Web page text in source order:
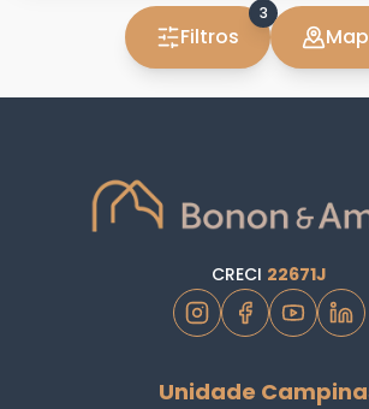
Filtros
3
CRECI 22671J
Unidade